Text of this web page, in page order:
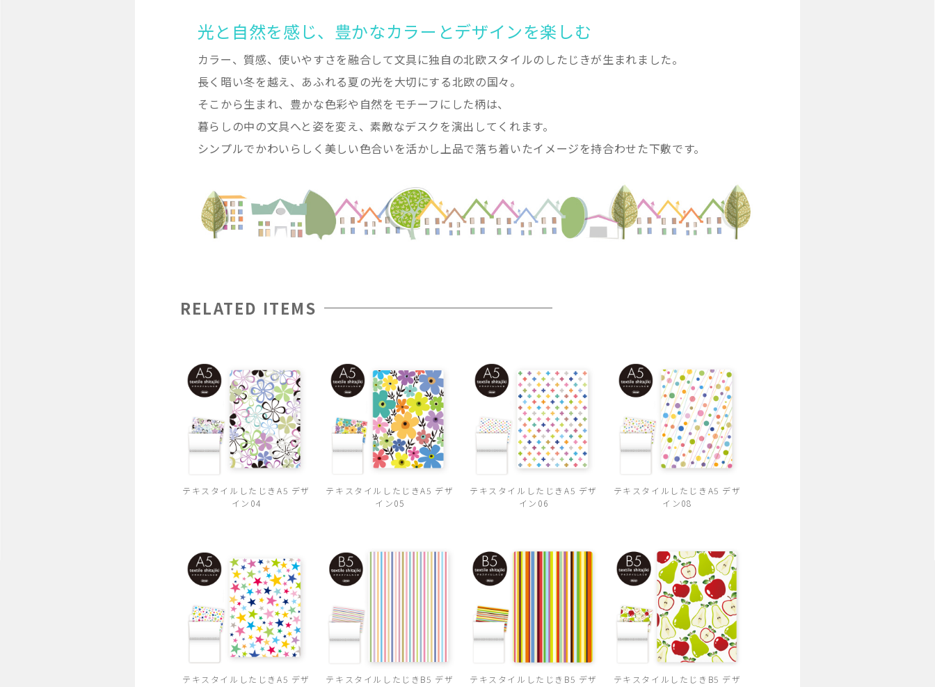
光と自然を感じ、豊かなカラーとデザインを楽しむ
カラー、質感、使いやすさを融合して文具に独自の北欧スタイルのしたじきが生まれました。
長く暗い冬を越え、あふれる夏の光を大切にする北欧の国々。
そこから生まれ、豊かな色彩や自然をモチーフにした柄は、
暮らしの中の文具へと姿を変え、素敵なデスクを演出してくれます。
シンプルでかわいらしく美しい色合いを活かし上品で落ち着いたイメージを持合わせた下敷です。
RELATED ITEMS
テキスタイルしたじきA5 デザ
イン04
テキスタイルしたじきA5 デザ
イン05
テキスタイルしたじきA5 デザ
イン06
テキスタイルしたじきA5 デザ
イン08
テキスタイルしたじきA5 デザ
テキスタイルしたじきB5 デザ
テキスタイルしたじきB5 デザ
テキスタイルしたじきB5 デザ